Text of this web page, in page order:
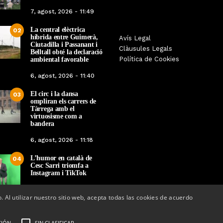
7, agost, 2026 - 11:49
02
La central elèctrica
híbrida entre Guimerà,
Ciutadilla i Passanant i
Belltall obté la declaració
ambiental favorable
6, agost, 2026 - 11:40
03
El circ i la dansa
ompliran els carrers de
Tàrrega amb el
virtuosisme com a
bandera
6, agost, 2026 - 11:18
04
L’humor en català de
Cesc Sarri triomfa a
Instagram i TikTok
Avís Legal
Clàusules Legals
Política de Cookies
Les Gastrosàvies protagonitzen
una gran trobada al Món Sant
Benet que referma el valor de la
27, novembre, 2025 - 08:28
protagonista de la
Cinema Espiritual de
utilizar nuestro sitio web, acepta todas las cookies de acuerdo